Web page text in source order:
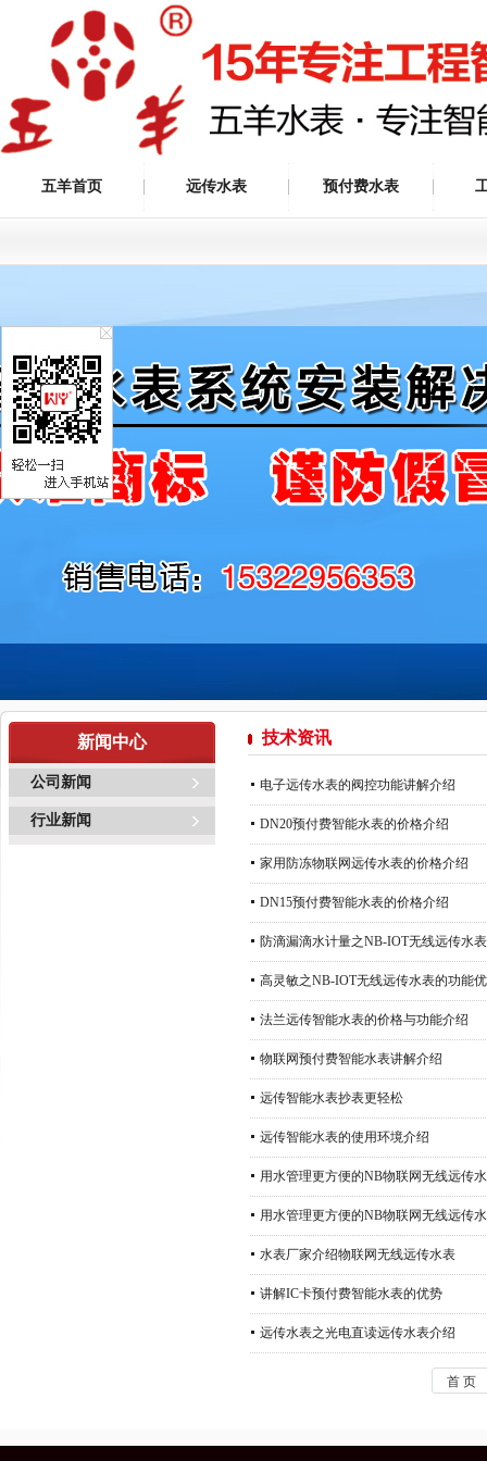
五羊首页 远传水表 预付费水表
新闻中心
公司新闻
行业新闻
技术资讯
电子远传水表的阀控功能讲解介绍
DN20预付费智能水表的价格介绍
家用防冻物联网远传水表的价格介绍
DN15预付费智能水表的价格介绍
防滴漏滴水计量之NB-IOT无线远传水表
高灵敏之NB-IOT无线远传水表的功能
法兰远传智能水表的价格与功能介绍
物联网预付费智能水表讲解介绍
远传智能水表抄表更轻松
远传智能水表的使用环境介绍
用水管理更方便的NB物联网无线远传
用水管理更方便的NB物联网无线远传
水表厂家介绍物联网无线远传水表
讲解IC卡预付费智能水表的优势
远传水表之光电直读远传水表介绍
首 页